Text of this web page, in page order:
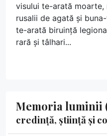
visului te-arată moarte,
rusalii de agată şi
te-arată biruință
rară şi tâlhari...
Memoria luminii
credință, știință și